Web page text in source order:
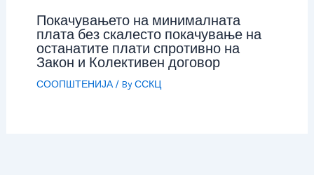
Покачувањето на минималната
плата без скалесто покачување на
останатите плати спротивно на
Закон и Колективен договор
СООПШТЕНИЈА/ ByССКЦ